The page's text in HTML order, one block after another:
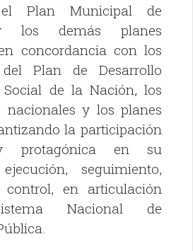
Plan Municipal de
los demás planes
concordancia con los
Plan de Desarrollo
de la Nación, los
nacionales y los planes
la participación
protagónica en su
seguimiento,
en articulación
Nacional de